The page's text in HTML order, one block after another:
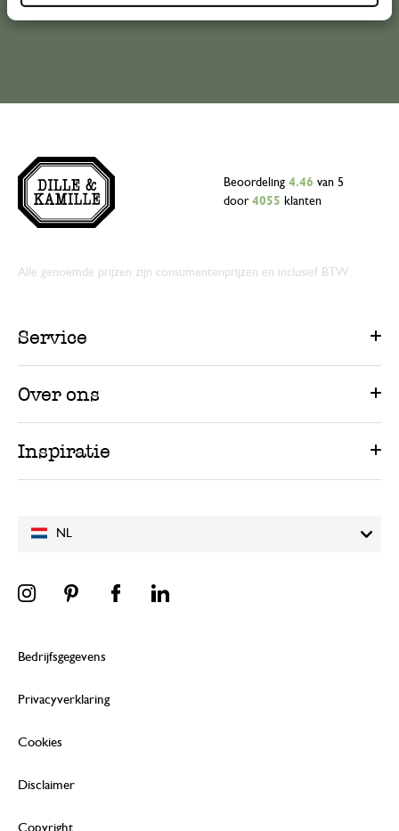
Online Klantenservice
NL
Beoordeling 4.46 van 5
door 4055 klanten
Alle genoemde prijzen zijn consumentenprijzen en inclusief BTW.
Service
Over ons
Inspiratie
Bedrijfsgegevens
Privacyverklaring
Cookies
Disclaimer
Copyright